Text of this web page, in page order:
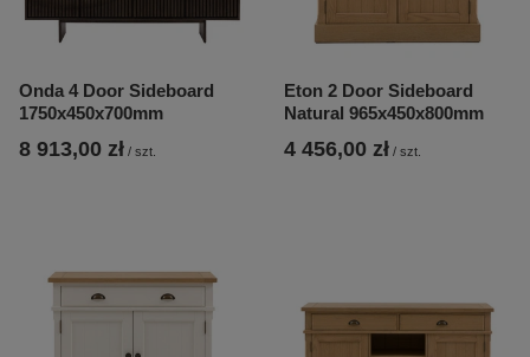
Onda 4 Door Sideboard
1750x450x700mm
8 913,00 zł / szt.
Eton 2 Door Sideboard
Natural 965x450x800mm
4 456,00 zł / szt.